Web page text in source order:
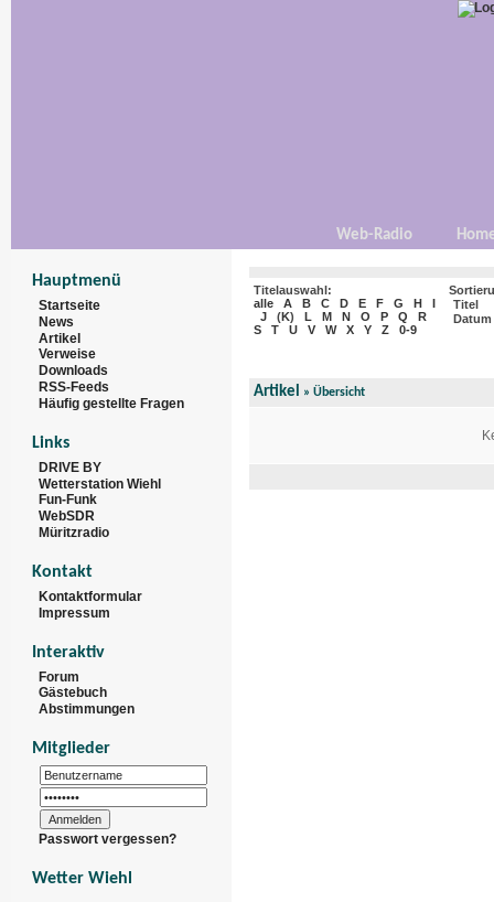
Web-Radio
Hauptmenü
Startseite
News
Artikel
Verweise
Downloads
RSS-Feeds
Häufig gestellte Fragen
Links
DRIVE BY
Wetterstation Wiehl
Fun-Funk
WebSDR
Müritzradio
Kontakt
Kontaktformular
Impressum
Interaktiv
Forum
Gästebuch
Abstimmungen
Mitglieder
Passwort vergessen?
Wetter Wiehl
Titelauswahl:
alle
A B C D E F G H
I
J
(K) L M N O P Q
R
S
T U V W X Y Z 0-9
Titel
Datum
Artikel » Übersicht